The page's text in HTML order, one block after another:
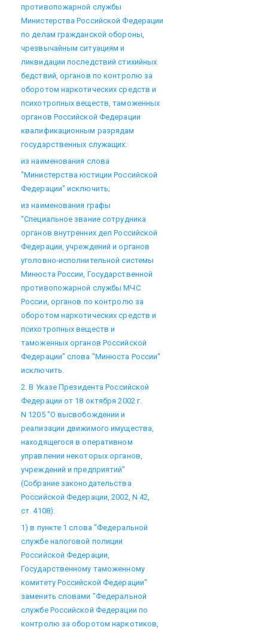
противопожарной службы
Министерства Российской Федерации
по делам гражданской обороны,
чрезвычайным ситуациям и
ликвидации последствий стихийных
бедствий, органов по контролю за
оборотом наркотических средств и
психотропных веществ, таможенных
органов Российской Федерации
квалификационным разрядам
государственных служащих:
из наименования слова
"Министерства юстиции Российской
Федерации" исключить;
из наименования графы
"Специальное звание сотрудника
органов внутренних дел Российской
Федерации, учреждений и органов
уголовно-исполнительной системы
Минюста России, Государственной
противопожарной службы МЧС
России, органов по контролю за
оборотом наркотических средств и
психотропных веществ и
таможенных органов Российской
Федерации" слова "Минюста России"
исключить.
2. В Указе Президента Российской
Федерации от 18 октября 2002 г.
N 1205 "О высвобождении и
реализации движимого имущества,
находящегося в оперативном
управлении некоторых органов,
учреждений и предприятий"
(Собрание законодательства
Российской Федерации, 2002, N 42,
ст. 4108):
1) в пункте 1 слова "Федеральной
службе налоговой полиции
Российской Федерации,
Государственному таможенному
комитету Российской Федерации"
заменить словами "Федеральной
службе Российской Федерации по
контролю за оборотом наркотиков,